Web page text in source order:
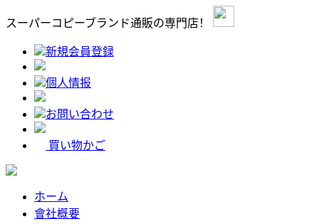
スーパーコピーブランド通販の専門店！
新規会員登録
個人情报
お問い合わせ
買い物かご
ホーム
會社概要